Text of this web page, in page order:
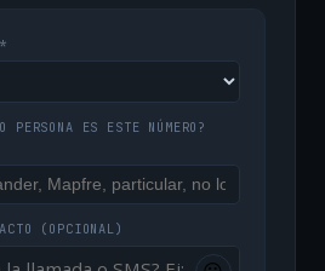
PERSONA ES ESTE NÚMERO?
(OPCIONAL)